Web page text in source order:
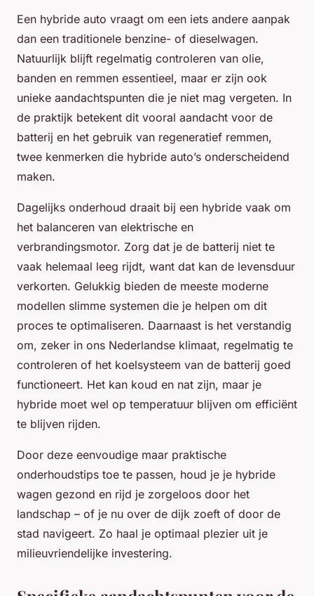
Een hybride auto vraagt om een iets andere aanpak
dan een traditionele benzine- of dieselwagen.
Natuurlijk blijft regelmatig controleren van olie,
banden en remmen essentieel, maar er zijn ook
unieke aandachtspunten die je niet mag vergeten. In
de praktijk betekent dit vooral aandacht voor de
batterij en het gebruik van regeneratief remmen,
twee kenmerken die hybride auto’s onderscheidend
maken.
Dagelijks onderhoud draait bij een hybride vaak om
het balanceren van elektrische en
verbrandingsmotor. Zorg dat je de batterij niet te
vaak helemaal leeg rijdt, want dat kan de levensduur
verkorten. Gelukkig bieden de meeste moderne
modellen slimme systemen die je helpen om dit
proces te optimaliseren. Daarnaast is het verstandig
om, zeker in ons Nederlandse klimaat, regelmatig te
controleren of het koelsysteem van de batterij goed
functioneert. Het kan koud en nat zijn, maar je
hybride moet wel op temperatuur blijven om efficiënt
te blijven rijden.
Door deze eenvoudige maar praktische
onderhoudstips toe te passen, houd je je hybride
wagen gezond en rijd je zorgeloos door het
landschap – of je nu over de dijk zoeft of door de
stad navigeert. Zo haal je optimaal plezier uit je
milieuvriendelijke investering.